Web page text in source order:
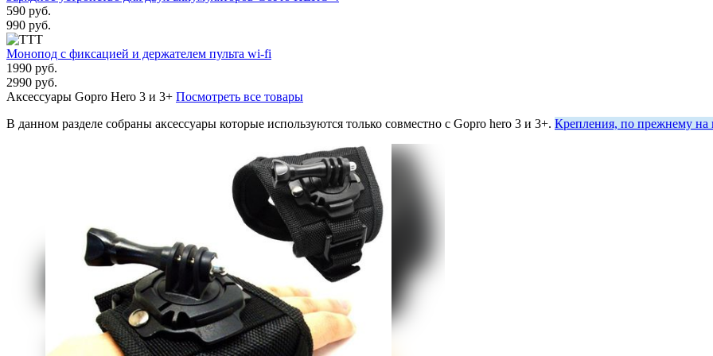
590 руб.
990 руб.
Монопод с фиксацией и держателем пульта wi-fi
1990 руб.
2990 руб.
Аксессуары Gopro Hero 3 и 3+ Посмотреть все товары
В данном разделе собраны аксессуары которые используются только совместно с Gopro hero 3 и 3+. Крепления, по прежнему